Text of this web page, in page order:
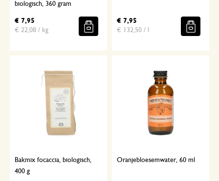
biologisch, 360 gram
€ 7,95
€ 22,08 / kg
€ 7,95
€ 132,50 / l
Bakmix focaccia, biologisch,
400 g
Oranjebloesemwater, 60 ml